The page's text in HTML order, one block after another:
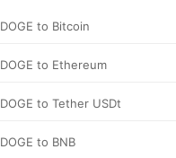
DOGE to Bitcoin
DOGE to Ethereum
DOGE to Tether USDt
DOGE to BNB